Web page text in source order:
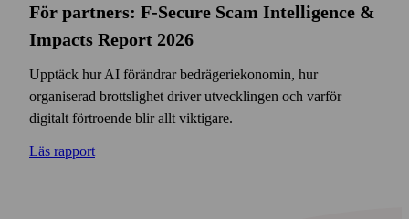
För partners: F‑Secure Scam Intelligence &
Impacts Report 2026
Upptäck hur AI förändrar bedrägeriekonomin, hur
organiserad brottslighet driver utvecklingen och varför
digitalt förtroende blir allt viktigare.
Läs rapport